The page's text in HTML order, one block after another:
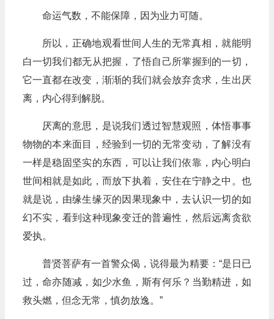
命运气数，不能保障，因为业力可随。
所以，正确地观看世间人生的无常真相，就能明
白一切我们都无从把握，了悟自己所掌握到的一切，
它一直都在改变，渐渐的我们就会放弃贪求，生出厌
离，内心得到解脱。
厌离的意思，是说我们透过智慧观照，体悟事事
物物的本来面目，经验到一切的无常变动，了解没有
一样是稳固坚实的东西，可以让我们依靠，内心明白
世间相就是如此，而放下执着，安住在宁静之中。也
就是说，由缘生缘灭的因果现象中，去认识一切的如
幻不实，看到这种现象变迁的普遍性，然后远离贪欲
爱执。
普贤菩萨有一首警众偈，说得最为精要：“是日已
过，命亦随减，如少水鱼，斯有何乐？当勤精进，如
救头燃，但念无常，慎勿放逸。”